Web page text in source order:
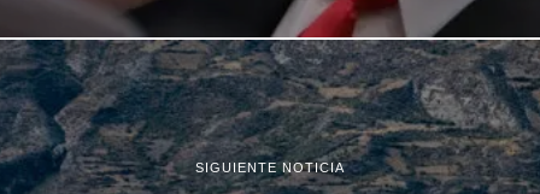
SIGUIENTE NOTICIA